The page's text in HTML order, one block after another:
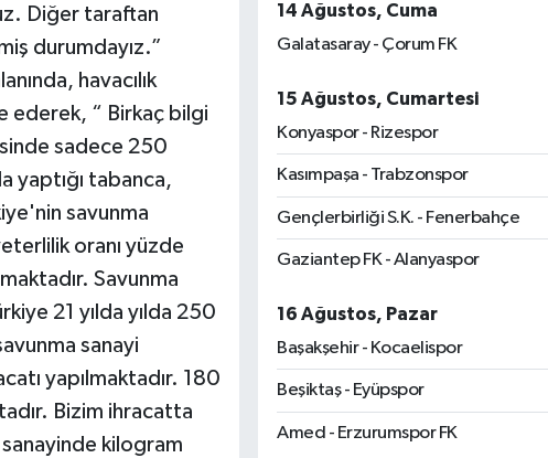
Diğer taraftan
durumdayız.”
havacılık
ederek, “ Birkaç bilgi
sadece 250
yaptığı tabanca,
savunma
oranı yüzde
Savunma
21 yılda yılda 250
sanayi
yapılmaktadır. 180
Bizim ihracatta
kilogram
14 Ağustos, Cuma
Galatasaray - Çorum FK
15 Ağustos, Cumartesi
Konyaspor - Rizespor
Kasımpaşa - Trabzonspor
Gençlerbirliği S.K. - Fenerbahçe
Gaziantep FK - Alanyaspor
16 Ağustos, Pazar
Başakşehir - Kocaelispor
Beşiktaş - Eyüpspor
Amed - Erzurumspor FK